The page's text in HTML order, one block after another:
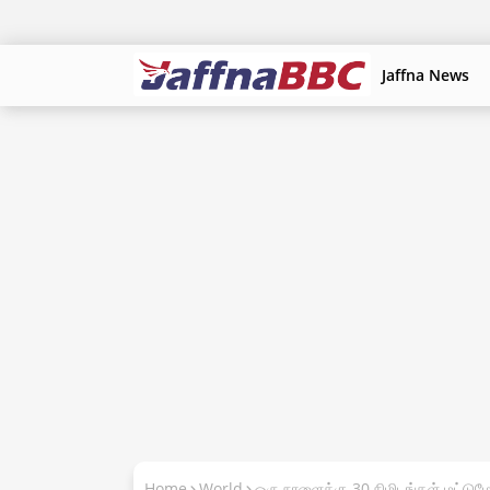
Jaffna News